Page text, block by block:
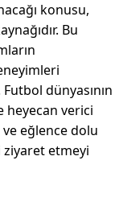
konusu,
Bu
dünyasının
heyecan verici
eğlence dolu
etmeyi